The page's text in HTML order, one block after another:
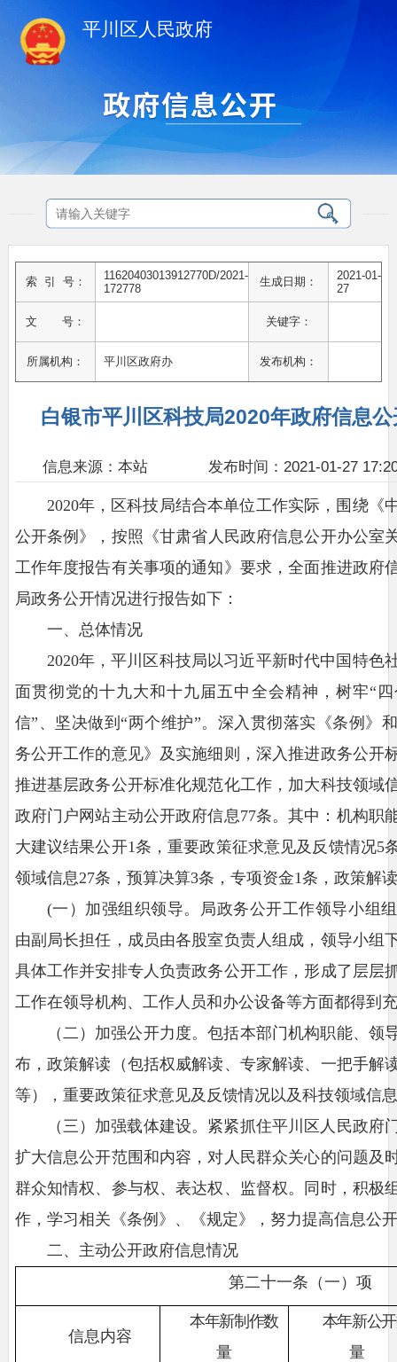
平川区人民政府
索 引 号：
11620403013912770D/2021-
172778
生成日期：
2021-01-
27
文 号： 关键字：
所属机构： 平川区政府办 发布机构：
白银市平川区科技局2020年政府信息
信息来源：本站 发布时间：2021-01-27
2020年，区科技局结合本单位工作实际，围绕《
公开条例》，按照《甘肃省人民政府信息公开办公室
工作年度报告有关事项的通知》要求，全面推进政府
局政务公开情况进行报告如下：
一、总体情况
2020年，平川区科技局以习近平新时代中国特色
面贯彻党的十九大和十九届五中全会精神，树牢“
信”、坚决做到“两个维护”。深入贯彻落实《条例》
务公开工作的意见》及实施细则，深入推进政务公开
推进基层政务公开标准化规范化工作，加大科技领域
政府门户网站主动公开政府信息77条。其中：机构职
大建议结果公开1条，重要政策征求意见及反馈情况5
领域信息27条，预算决算3条，专项资金1条，政策解
(一）加强组织领导。局政务公开工作领导小组
由副局长担任，成员由各股室负责人组成，领导小组
具体工作并安排专人负责政务公开工作，形成了层层
工作在领导机构、工作人员和办公设备等方面都得到
（二）加强公开力度。包括本部门机构职能、领
布，政策解读（包括权威解读、专家解读、一把手解
等），重要政策征求意见及反馈情况以及科技领域信
（三）加强载体建设。紧紧抓住平川区人民政府
扩大信息公开范围和内容，对人民群众关心的问题及
群众知情权、参与权、表达权、监督权。同时，积极
作，学习相关《条例》、《规定》，努力提高信息公
二、主动公开政府信息情况
第二十一条（一）项
信息内容
本年新制作数
量
本年新公
量